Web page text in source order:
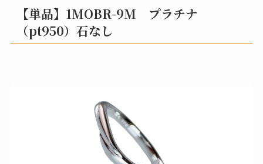
【単品】1MOBR-9M プラチナ
（pt950）石なし